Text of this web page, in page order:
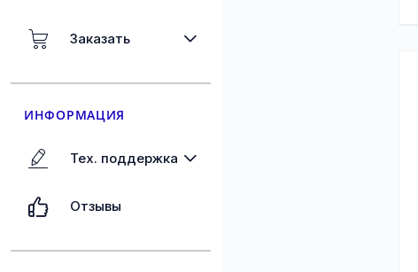
Заказать
ИНФОРМАЦИЯ
Тех. поддержка
Отзывы